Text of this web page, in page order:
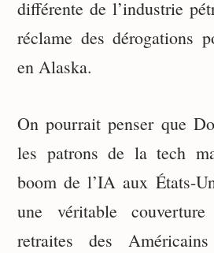
différente de l’industrie
réclame des dérogations
en Alaska.
On pourrait penser que
les patrons de la tech
boom de l’IA aux États-
une véritable
retraites des